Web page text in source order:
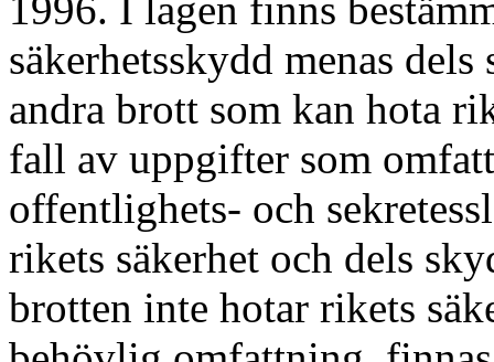
1996. I lagen finns
säkerhetsskydd menas
andra brott som kan hota
fall av uppgifter som
offentlighets- och
rikets säkerhet och dels
brotten inte hotar rikets